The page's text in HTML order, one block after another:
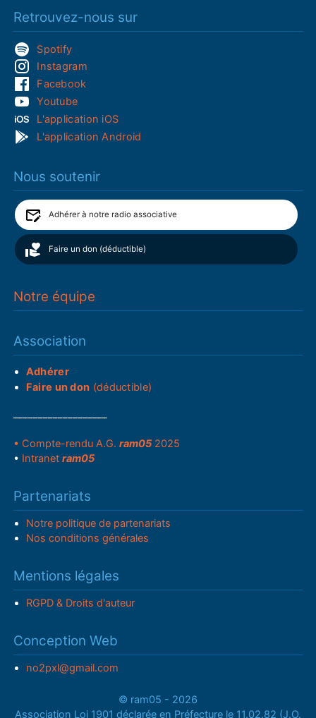
Retrouvez-nous sur
Spotify
Instagram
Facebook
Youtube
L'application iOS
L'application Android
Nous soutenir
Adhérer à notre radio associative
Faire un don (déductible)
Notre équipe
Association
Adhérer
Faire un don (déductible)
• Compte-rendu A.G.ram05 2025
• Intranetram05
Partenariats
Notre politique de partenariats
Nos conditions générales
Mentions légales
RGPD & Droits d'auteur
Conception Web
no2pxl@gmail.com
© ram05 - 2026
Association Loi 1901 déclarée en Préfecture le 11.02.82 (J.O.